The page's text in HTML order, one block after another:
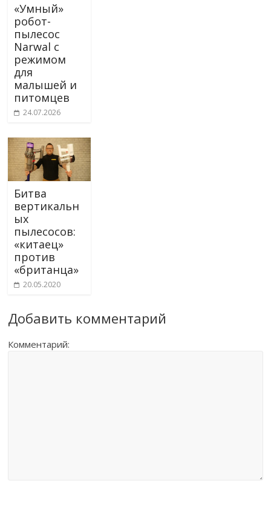
«Умный»
робот-
пылесос
Narwal с
режимом
для
малышей и
питомцев
24.07.2026
Битва
вертикальн
ых
пылесосов:
«китаец»
против
«британца»
20.05.2020
Добавить комментарий
Комментарий: